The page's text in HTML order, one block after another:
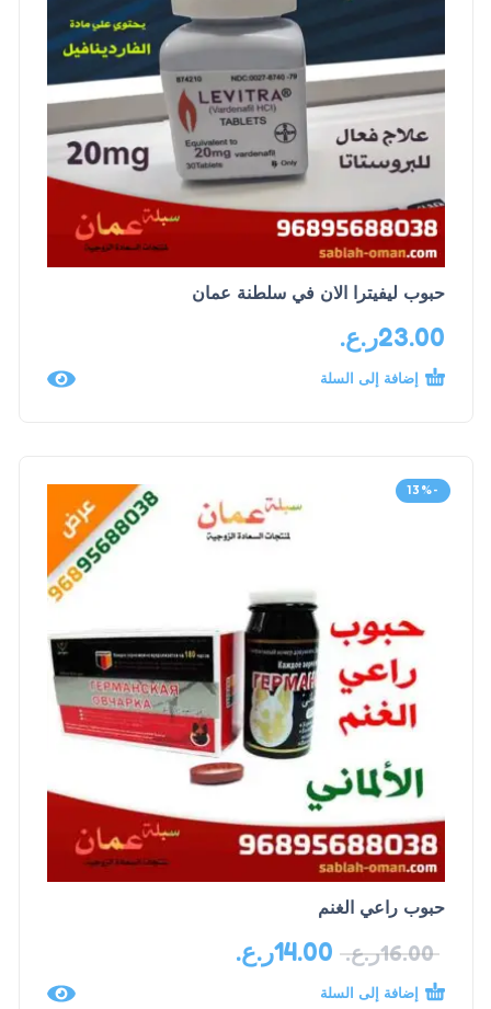
حبوب ليفيترا الان في سلطنة عمان
23.00ر.ع.
إضافة إلى السلة
-13%
حبوب راعي الغنم
16.00ر.ع. 14.00ر.ع.
إضافة إلى السلة